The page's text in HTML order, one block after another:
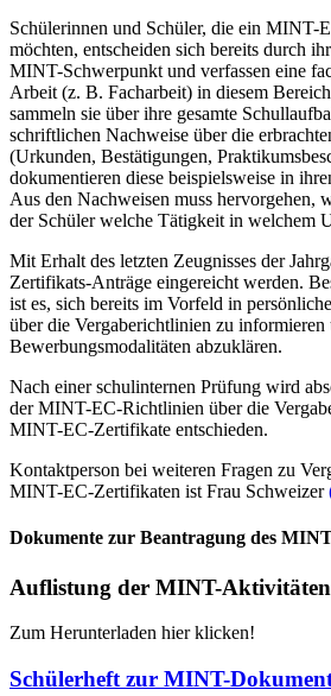
Schülerinnen und Schüler, die ein MINT-
möchten, entscheiden sich bereits durch
MINT-Schwerpunkt und verfassen eine
Arbeit (z. B. Facharbeit) in diesem
sammeln sie über ihre gesamte
schriftlichen Nachweise über die
(Urkunden, Bestätigungen,
dokumentieren diese beispielsweise in
Aus den Nachweisen muss hervorgehen,
der Schüler welche Tätigkeit in welchem
Mit Erhalt des letzten Zeugnisses der
Zertifikats-Anträge eingereicht werden.
ist es, sich bereits im Vorfeld in
über die Vergaberichtlinien zu informieren
Bewerbungsmodalitäten abzuklären.
Nach einer schulinternen Prüfung wird
der MINT-EC-Richtlinien über die
MINT-EC-Zertifikate entschieden.
Kontaktperson bei weiteren Fragen zu
MINT-EC-Zertifikaten ist Frau Schweizer
Dokumente zur Beantragung des
Auflistung der MINT-Aktivitäten
Zum Herunterladen hier klicken!
Schülerheft zur MINT-